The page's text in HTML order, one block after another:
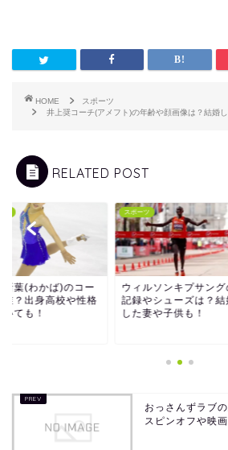
HOME
スポーツ
井上奨コーチ(アメフト)の年齢や顔画像は？結婚
RELATED POST
新葉(わかば)のコー
誰？出身高校や性格
いても！
スポーツ
ウィルソンキプサング
記録やシューズは？結
した妻や子供も！
おっさんずラブ
スピンオフや映